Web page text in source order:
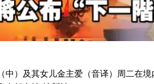
中）及其女儿金主爱（音译）周二在